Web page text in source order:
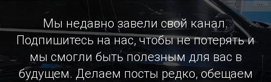
Мы недавно завели свой канал.
Подпишитесь на нас, чтобы не потерять и
мы смогли быть полезным для вас в
будущем. Делаем посты редко, обещаем